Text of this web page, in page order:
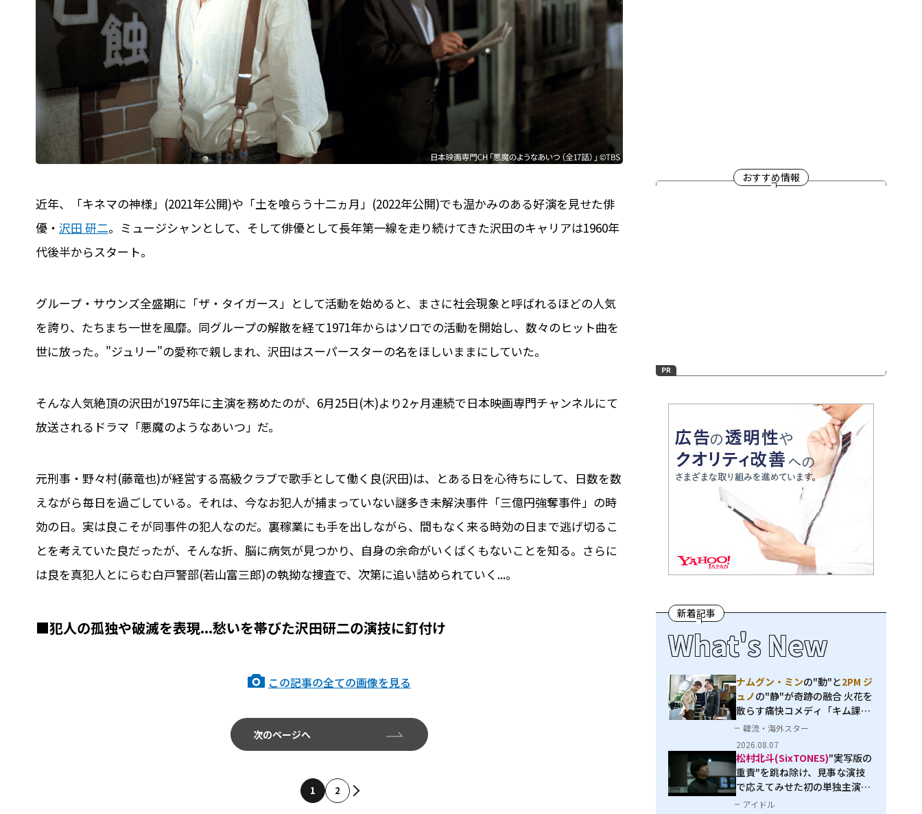
近年、「キネマの神様」(2021年公開)や「土を喰らう十二ヵ月」(2022年公開)でも温かみのある好演を見せた俳
優・ 沢田 研二。ミュージシャンとして、そして俳優として長年第一線を走り続けてきた沢田のキャリアは1960年
代後半からスタート。
グループ・サウンズ全盛期に「ザ・タイガース」として活動を始めると、まさに社会現象と呼ばれるほどの人気
を誇り、たちまち一世を風靡。同グループの解散を経て1971年からはソロでの活動を開始し、数々のヒット曲を
世に放った。"ジュリー"の愛称で親しまれ、沢田はスーパースターの名をほしいままにしていた。
そんな人気絶頂の沢田が1975年に主演を務めたのが、6月25日(木)より2ヶ月連続で日本映画専門チャンネルにて
放送されるドラマ「悪魔のようなあいつ」だ。
元刑事・野々村(藤竜也)が経営する高級クラブで歌手として働く良(沢田)は、とある日を心待ちにして、日数を数
えながら毎日を過ごしている。それは、今なお犯人が捕まっていない謎多き未解決事件「三億円強奪事件」の時
効の日。実は良こそが同事件の犯人なのだ。裏稼業にも手を出しながら、間もなく来る時効の日まで逃げ切るこ
とを考えていた良だったが、そんな折、脳に病気が見つかり、自身の余命がいくばくもないことを知る。さらに
は良を真犯人とにらむ白戸警部(若山富三郎)の執拗な捜査で、次第に追い詰められていく...。
■犯人の孤独や破滅を表現...愁いを帯びた沢田研二の演技に釘付け
この記事の全ての画像を見る
次のページへ
1 2
おすすめ情報
新着記事
What's New
ナムグン・ミンの"動"と2PM ジ
ュノの"静"が奇跡の融合 火花を
散らす痛快コメディ「キム課長
とソ理事～Bravo! Your Life
～」
韓流・海外スター
2026.08.07
松村北斗(SixTONES)"実写版の
重責"を跳ね除け、見事な演技
で応えてみせた初の単独主演映
画「秒速5センチメートル」
アイドル